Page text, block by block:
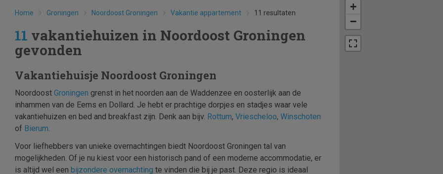
Home Groningen Noordoost Groningen Vakantie appartement 11 resultaten
11 vakantiehuizen in Noordoost Groningen
gevonden
Vakantiehuisje Noordoost Groningen
Noordoost Groningen grenst in het noorden aan de Waddenzee en oosterlijk aan de
inhammen van de Eems en Dollard. Je hebt er prachtige dorpjes en stadjes waar vele
vakantiehuizen en bed and breakfast zijn. Denk aan bijv. Rottum, Vriescheloo, Winschoten
of Bierum.
Voor liefhebbers van unieke overnachtingen biedt Noordoost Groningen tal van
mogelijkheden. Of je nu kiest voor een historisch pand of een moderne accommodatie, er
is altijd wel een bijzondere overnachting te vinden die bij je past. Deze regio is ideaal
+
−